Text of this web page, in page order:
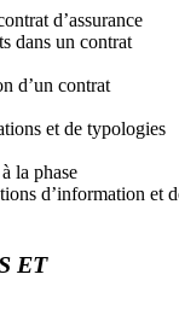
d’assurance
dans un contrat
d’un contrat
et de typologies
la phase
d’information et
ET